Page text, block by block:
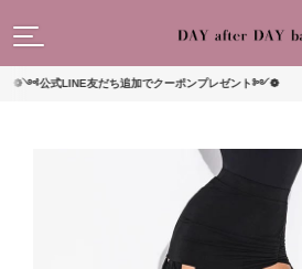
式LINE友だち追加でクーポンプレゼント༻❁